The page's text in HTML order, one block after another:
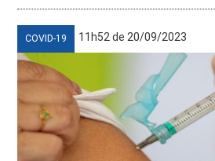
COVID-19 11h52 de 20/09/2023